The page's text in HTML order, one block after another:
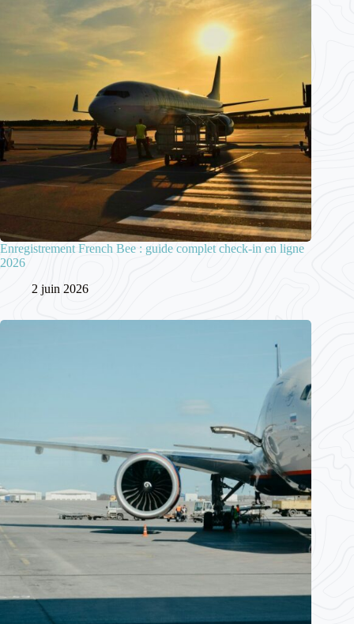
Enregistrement French Bee : guide complet check-in en ligne
2026
2 juin 2026